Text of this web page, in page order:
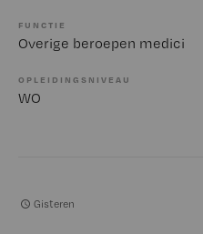
FUNCTIE
Overige beroepen medici
OPLEIDINGSNIVEAU
WO
Gisteren